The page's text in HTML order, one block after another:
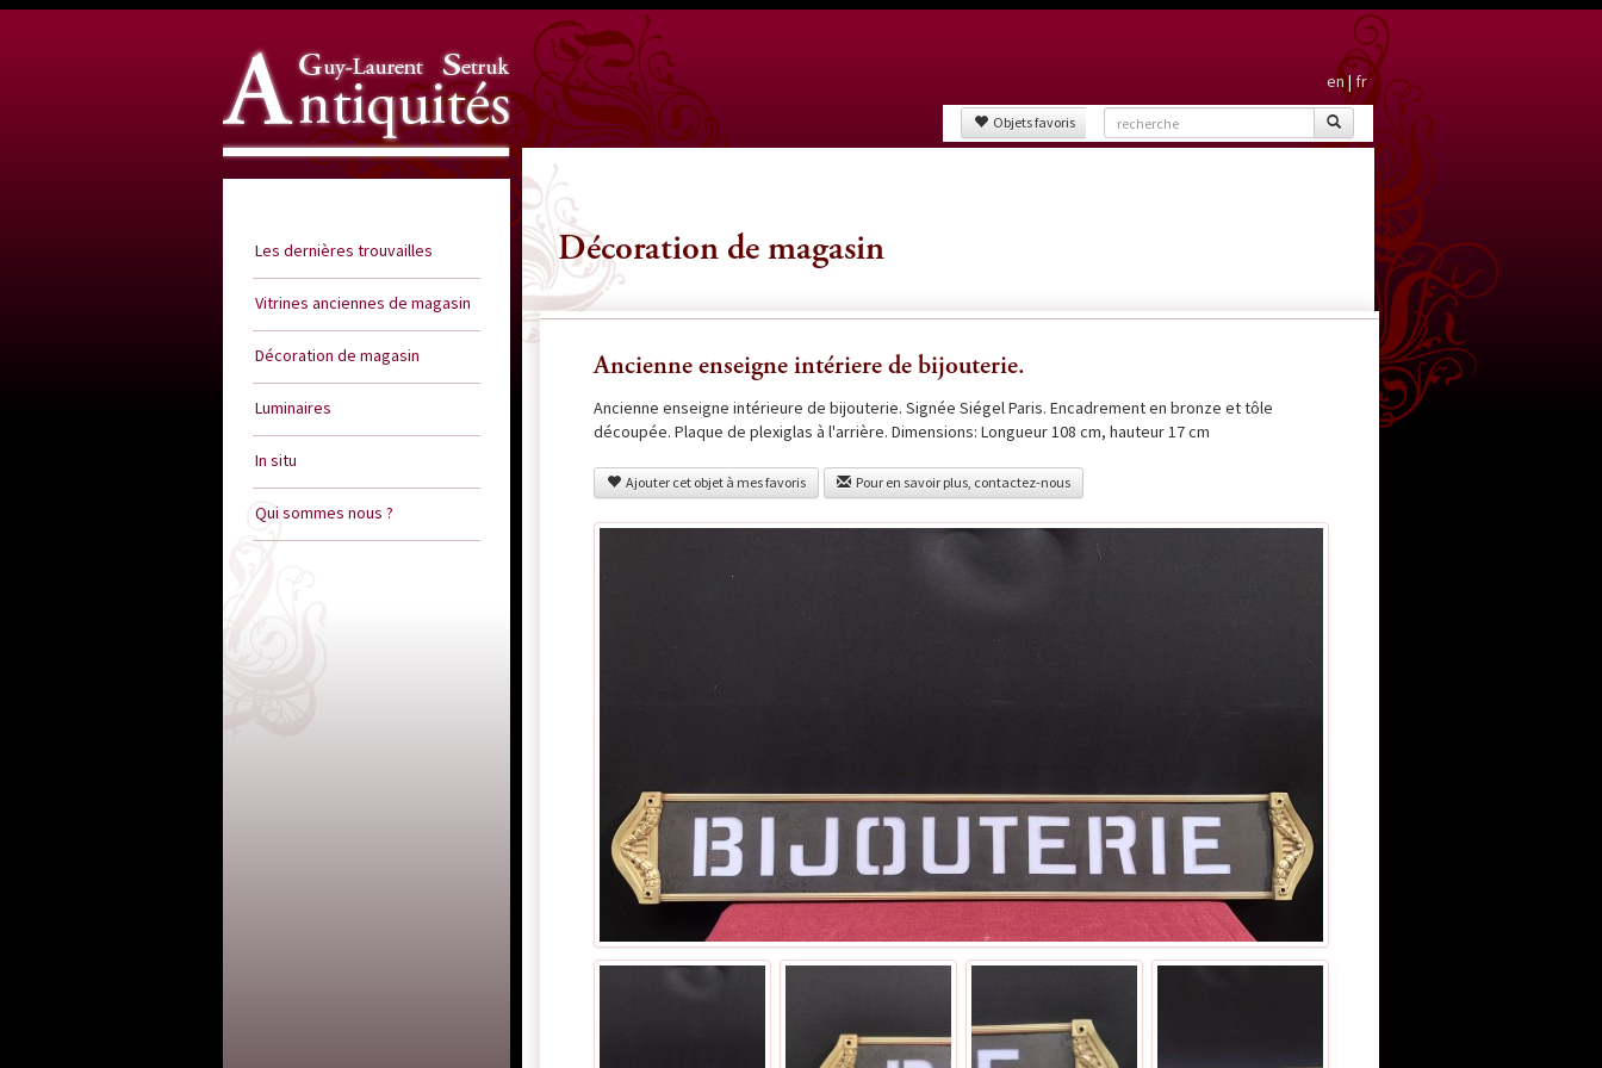
Les dernières trouvailles
Vitrines anciennes de magasin
Décoration de magasin
Luminaires
In situ
Qui sommes nous ?
en|fr
Objets favoris
Décoration de magasin
Ancienne enseigne intériere de bijouterie.
Ancienne enseigne intérieure de bijouterie. Signée Siégel Paris. Encadrement en bronze et tôle
découpée. Plaque de plexiglas à l'arrière. Dimensions: Longueur 108 cm, hauteur 17 cm
Ajouter cet objet à mes favoris Pour en savoir plus, contactez-nous